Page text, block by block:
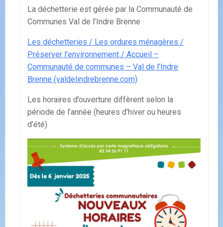
La déchetterie est gérée par la Communauté de
Communes Val de l’Indre Brenne
Les déchetteries / Les ordures ménagères /
Préserver l’environnement / Accueil –
Communauté de communes – Val de l’Indre
Brenne (valdelindrebrenne.com)
Les horaires d’ouverture diffèrent selon la
période de l’année (heures d’hiver ou heures
d’été)